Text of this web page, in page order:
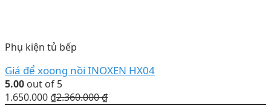
Phụ kiện tủ bếp
Giá để xoong nồi INOXEN HX04
5.00 out of 5
1.650.000 ₫2.360.000₫